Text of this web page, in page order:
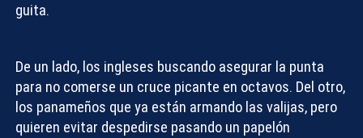
guita.
De un lado, los ingleses buscando asegurar la punta
para no comerse un cruce picante en octavos. Del otro,
los panameños que ya están armando las valijas, pero
quieren evitar despedirse pasando un papelón